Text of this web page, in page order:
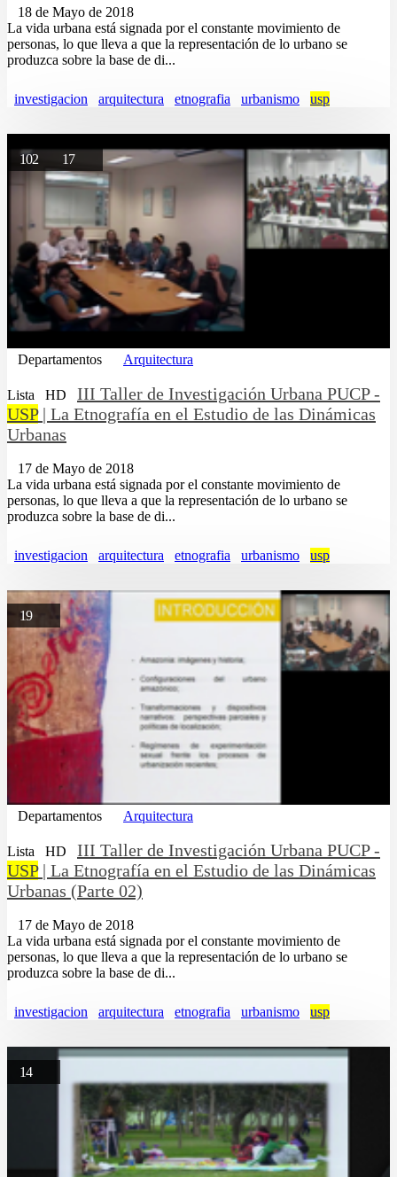
18 de Mayo de 2018
La vida urbana está signada por el constante movimiento de
personas, lo que lleva a que la representación de lo urbano se
produzca sobre la base de di...
investigacion arquitectura etnografia urbanismo usp
102 17
Departamentos Arquitectura
Lista HD
III Taller de Investigación Urbana PUCP -
USP| La Etnografía en el Estudio de las Dinámicas
Urbanas
17 de Mayo de 2018
La vida urbana está signada por el constante movimiento de
personas, lo que lleva a que la representación de lo urbano se
produzca sobre la base de di...
investigacion arquitectura etnografia urbanismo usp
19
Departamentos Arquitectura
Lista HD
III Taller de Investigación Urbana PUCP -
USP| La Etnografía en el Estudio de las Dinámicas
Urbanas (Parte 02)
17 de Mayo de 2018
La vida urbana está signada por el constante movimiento de
personas, lo que lleva a que la representación de lo urbano se
produzca sobre la base de di...
investigacion arquitectura etnografia urbanismo usp
14